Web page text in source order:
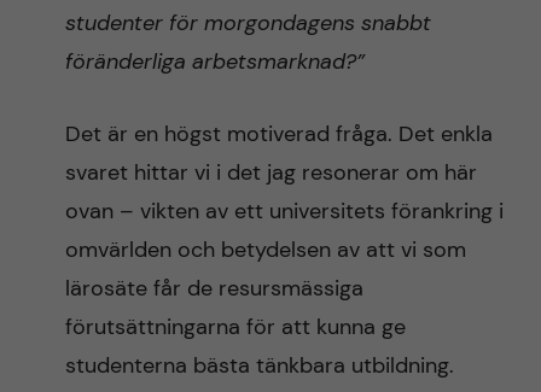
studenter för morgondagens snabbt
föränderliga arbetsmarknad?”
Det är en högst motiverad fråga. Det enkla
svaret hittar vi i det jag resonerar om här
ovan – vikten av ett universitets förankring i
omvärlden och betydelsen av att vi som
lärosäte får de resursmässiga
förutsättningarna för att kunna ge
studenterna bästa tänkbara utbildning.